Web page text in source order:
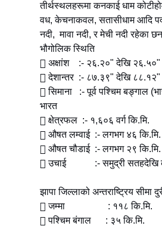
तीर्थस्थलहरूमा कनकाई धाम
वध, केचनाकवल, सतासीधाम आदि
नदी, मावा नदी, र मेची नदी रहेका
भौगोलिक स्थिति
 अक्षांश :- २६.२०" देखि २६.५०"
 देशान्तर :- ८७.३९" देखि ८८.१२"
 सिमाना :- पूर्व पश्चिम बङ्गाल
भारत
 क्षेत्रफल :- १,६०६ वर्ग कि.मि.
 औषत लम्वाई :- लगभग ४६ कि.मि.
 औषत चौडाई :- लगभग २९ कि.मि.
 उचाई :- समुद्री सतहदेखि
झापा जिल्लाको अन्तराष्ट्रिय सीमा
 जम्मा : ११८ कि.मि.
 पश्‍चिम बंगाल : ३५ कि.मि.